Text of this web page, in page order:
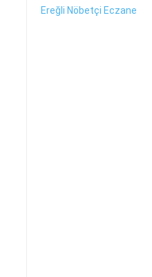
Ereğli Nöbetçi Eczane